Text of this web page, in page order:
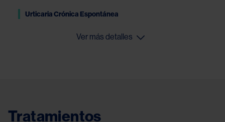
Urticaria Crónica Espontánea
Ver más detalles
Tratamientos